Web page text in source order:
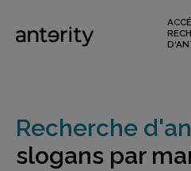
Recherche
slogans par